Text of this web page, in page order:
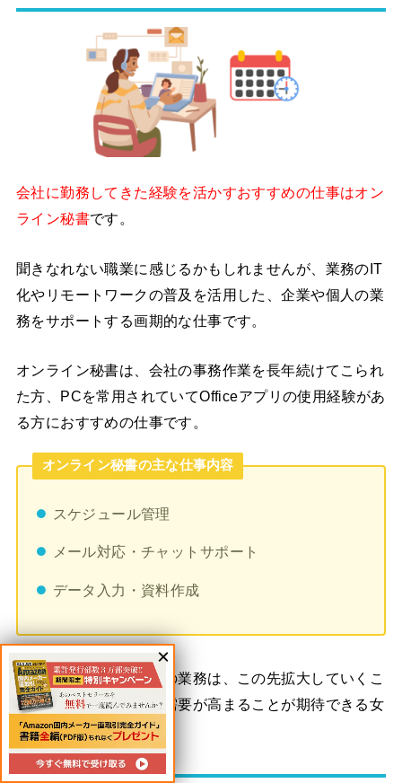
会社に勤務してきた経験を活かすおすすめの仕事はオン
ライン秘書です。
聞きなれない職業に感じるかもしれませんが、業務のIT
化やリモートワークの普及を活用した、企業や個人の業
務をサポートする画期的な仕事です。
オンライン秘書は、会社の事務作業を長年続けてこられ
た方、PCを常用されていてOfficeアプリの使用経験があ
る方におすすめの仕事です。
オンライン秘書の主な仕事内容
スケジュール管理
メール対応・チャットサポート
データ入力・資料作成
オンラインを利用しての業務は、この先拡大していくこ
とが予想されるので、需要が高まることが期待できる女
性に向いた仕事です。